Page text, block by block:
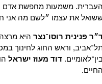
העברית. משמעות מחפשת אדם
את עצמו ״לשם מה אני
פנינית רוסו־נצר היא
וראש החוג לחינוך
דוד מעוז ישראל
החיים.